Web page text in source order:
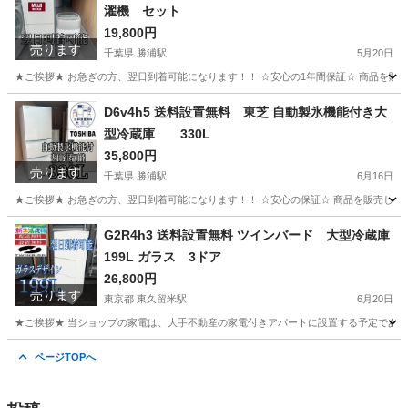
売ります
濯機 セット
19,800円
千葉県 勝浦駅 5月20日
★ご挨拶★ お急ぎの方、翌日到着可能になります！！ ☆安心の1年間保証☆ 商品を販
千葉 勝浦市 生活家電 ショップ
売ります
D6v4h5 送料設置無料 東芝 自動製氷機能付き大
型冷蔵庫 330L
35,800円
千葉県 勝浦駅 6月16日
★ご挨拶★ お急ぎの方、翌日到着可能になります！！ ☆安心の保証☆ 商品を販売して
千葉 勝浦市 生活家電 ショップ
売ります
G2R4h3 送料設置無料 ツインバード 大型冷蔵庫
199L ガラス 3ドア
26,800円
東京都 東久留米駅 6月20日
★ご挨拶★ 当ショップの家電は、大手不動産の家電付きアパートに設置する予定で
ページTOPへ